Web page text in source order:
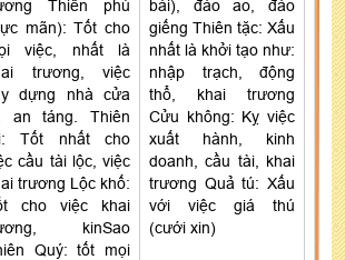
Thiên phú
mãn): Tốt cho
việc, nhất là
trương, việc
dựng nhà cửa
an táng. Thiên
Tốt nhất cho
cầu tài lộc, việc
trương Lộc khố:
cho việc khai
kinSao
Quý: tốt mọi
bái), đào ao, đào
giếng Thiên tặc: Xấu
nhất là khởi tạo như:
nhập trạch, động
thổ, khai trương
Cửu không: Kỵ việc
xuất hành, kinh
doanh, cầu tài, khai
trương Quả tú: Xấu
với việc giá thú
(cưới xin)